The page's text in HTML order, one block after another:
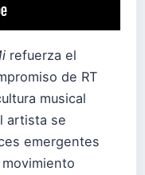
refuerza el
de RT
musical
artista se
emergentes